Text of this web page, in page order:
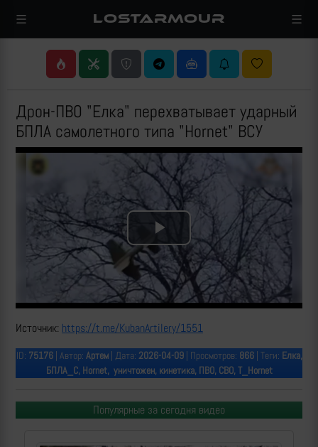
LOSTARMOUR
Дрон-ПВО "Елка" перехватывает ударный
БПЛА самолетного типа "Hornet" ВСУ
Play
Video
Источник: https://t.me/KubanArtilery/1551
ID: 75176| Автор: Артем| Дата: 2026-04-09| Просмотров: 866| Теги: Елка,
БПЛА_С, Hornet, уничтожен, кинетика, ПВО, СВО, Т_Hornet
Популярные за сегодня видео